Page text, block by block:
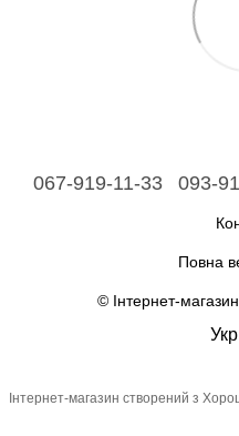
067-919-11-33 093-
Повна
© Інтернет-
Укр
Інтернет-магазин створений з